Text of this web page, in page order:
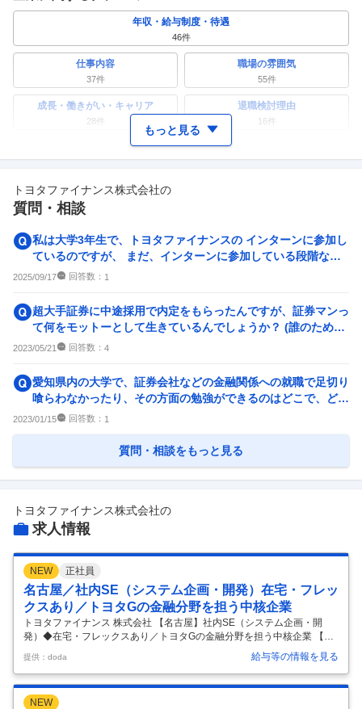
年収・給与制度・待遇
46件
仕事内容
37件
職場の雰囲気
55件
成長・働きがい・キャリア
28件
退職検討理由
16件
ワークライフバランス 女性の活躍・働きやすさ
副業
人事・評価制度
27件
入社理由・入社後ギャップ
14 件
企業の選考に関するクチコミ
2件 4件
もっと見る
トヨタファイナンス株式会社の
質問・相談
私は大学3年生で、トヨタファイナンスの インターンに参加し
ているのですが、 まだ、インターンに参加している段階なの
に 27卒の新卒採用...
2025/09/17 回答数： 1
超大手証券に中途採用で内定をもらったんですが、証券マンっ
て何をモットーとして生きているんでしょうか？ (誰のために
生きてるとか、何をし...
2023/05/21 回答数： 4
愛知県内の大学で、証券会社などの金融関係への就職で足切り
喰らわなかったり、その方面の勉強ができるのはどこで、どの
学部でしょうか？ 愛知...
2023/01/15 回答数： 1
質問・相談をもっと見る
トヨタファイナンス株式会社の
求人情報
NEW 正社員
名古屋／社内SE（システム企画・開発）在宅・フレッ
クスあり／トヨタGの金融分野を担う中核企業
トヨタファイナンス 株式会社 【名古屋】社内SE（システム企画・開
発）◆在宅・フレックスあり／トヨタGの金融分野を担う中核企業 【仕
事内容】 【名古屋】社内SE（システム企画・開発）◆在宅・フレック
スあり／トヨタGの金融分野を担う中核企業 【具体的な仕事内容】 【シ
ステム化の企画～リリースまでを一気通貫で完遂した経験のある方へ／
上流工程／残業月18時間程度／トヨタグループの金融分野を担う中核企
業／リモート・フレックス有／福利厚生・制度充実／全国約5,000店舗
提供：doda 給与等の情報を見る
NEW